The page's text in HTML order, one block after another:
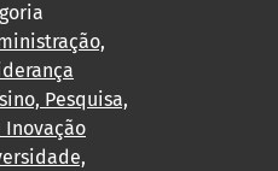
Pesquisa,
Inovação